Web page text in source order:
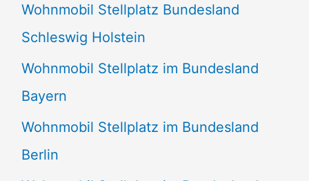
c
h
:
Wohnmobil Stellplatz Bundesland
Schleswig Holstein
Wohnmobil Stellplatz im Bundesland
Bayern
Wohnmobil Stellplatz im Bundesland
Berlin